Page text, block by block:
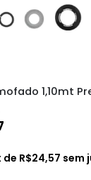
1,10mt
de R$24,57 sem